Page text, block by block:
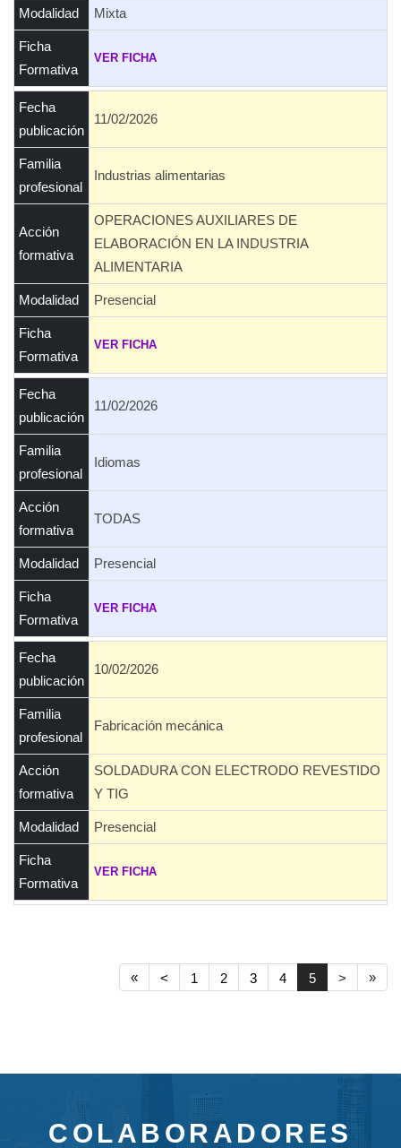
Modalidad Mixta
Ficha
Formativa
VER FICHA
Fecha
publicación
11/02/2026
Familia
profesional
Industrias alimentarias
Acción
formativa
OPERACIONES AUXILIARES DE
ELABORACIÓN EN LA INDUSTRIA
ALIMENTARIA
Modalidad Presencial
Ficha
Formativa
VER FICHA
Fecha
publicación
11/02/2026
Familia
profesional
Idiomas
Acción
formativa
TODAS
Modalidad Presencial
Ficha
Formativa
VER FICHA
Fecha
publicación
10/02/2026
Familia
profesional
Fabricación mecánica
Acción
formativa
SOLDADURA CON ELECTRODO REVESTIDO
Y TIG
Modalidad Presencial
Ficha
Formativa
VER FICHA
« < 1 2 3 4 5 > »
COLABORADORES